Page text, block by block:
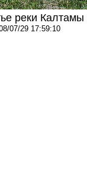
реки Калтамы
07/29 17:59:10